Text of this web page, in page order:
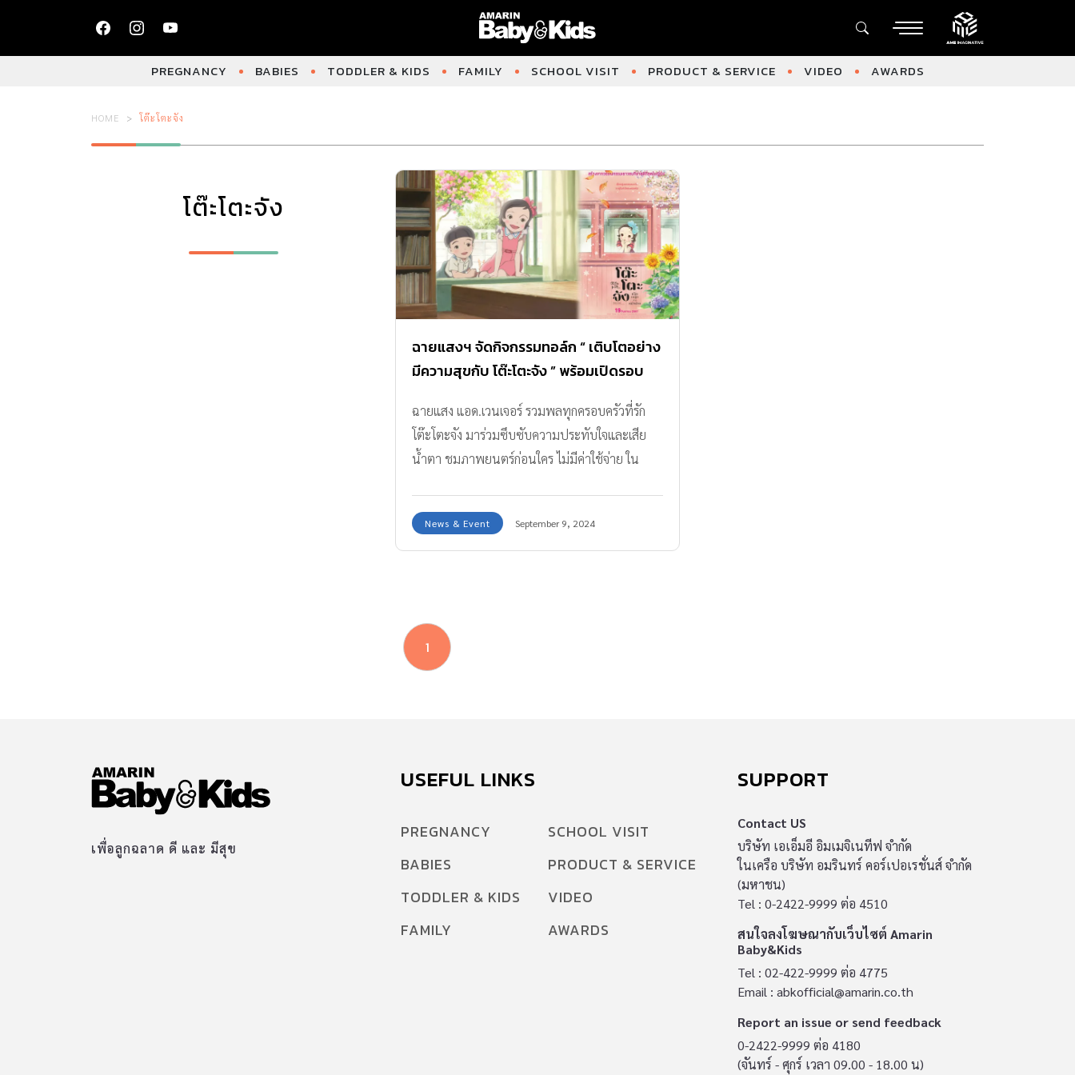
PREGNANCY BABIES TODDLER & KIDS FAMILY SCHOOL VISIT PRODUCT & SERVICE VIDEO AWARDS
HOME โต๊ะโตะจัง
โต๊ะโตะจัง
ฉายแสงฯ จัดกิจกรรมทอล์ก “ เติบโตอย่าง
มีความสุขกับ โต๊ะโตะจัง ” พร้อมเปิดรอบ
ฉายแสง แอด.เวนเจอร์ รวมพลทุกครอบครัวที่รัก
โต๊ะโตะจัง มาร่วมซึบซับความประทับใจและเสีย
น้ำตา ชมภาพยนตร์ก่อนใคร ไม่มีค่าใช้จ่าย ใน
Window) วรรณกรรมเยาวชนชั้นเยี่ยมจากสำนัก
พิมพ์ ผีเสื้อญี่ปุ่น ที่ถูกถ่ายทอดมาเป็นภาพยนตร์อ
รับเกียรติจาก ชัยวัฒน์ มิ่งไม้ ประธานเจ้าหน้าที่
บริษัท ฉายแสง แอด.เวนเจอร์ จำกัด, สุชาดา เทพ
หินลัพ บรรณาธิการรักลูก พร้อมกิจกรรมท้ายรอบ
หมอ”, ตุ๊กตา พนิดา เอี่ยมศิรินพกุล (เพจเที่ยวรอบ
News & Event September 9, 2024
1
เพื่อลูกฉลาด ดี และ มีสุข
USEFUL LINKS
PREGNANCY
BABIES
TODDLER & KIDS
FAMILY
SCHOOL VISIT
PRODUCT & SERVICE
VIDEO
AWARDS
SUPPORT
Contact US
บริษัท เอเอ็มอี อิมเมจิเนทีฟ จำกัด
ในเครือ บริษัท อมรินทร์ คอร์เปอเรชั่นส์ จำกัด
(มหาชน)
Tel : 0-2422-9999 ต่อ 4510
สนใจลงโฆษณากับเว็บไซต์ Amarin
Baby&Kids
Tel : 02-422-9999 ต่อ 4775
Email : abkofficial@amarin.co.th
Report an issue or send feedback
0-2422-9999 ต่อ 4180
(จันทร์ - ศุกร์ เวลา 09.00 - 18.00 น)